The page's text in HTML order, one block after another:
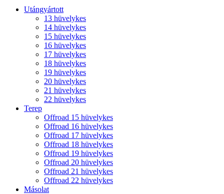
Utángyártott
13 hüvelykes
14 hüvelykes
15 hüvelykes
16 hüvelykes
17 hüvelykes
18 hüvelykes
19 hüvelykes
20 hüvelykes
21 hüvelykes
22 hüvelykes
Terep
Offroad 15 hüvelykes
Offroad 16 hüvelykes
Offroad 17 hüvelykes
Offroad 18 hüvelykes
Offroad 19 hüvelykes
Offroad 20 hüvelykes
Offroad 21 hüvelykes
Offroad 22 hüvelykes
Másolat